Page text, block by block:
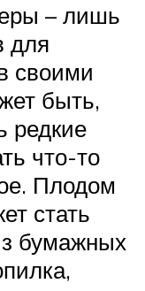
– лишь
для
своими
быть,
редкие
что-то
Плодом
стать
бумажных